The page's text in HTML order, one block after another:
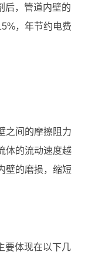
后，管道内壁的
，年节约电费
之间的摩擦阻力
体的流动速度越
壁的磨损，缩短
要体现在以下几